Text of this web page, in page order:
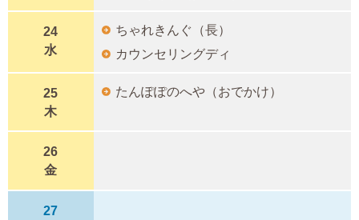
24
水
ちゃれきんぐ（長）
カウンセリングディ
25
木
たんぽぽのへや（おでかけ）
26
金
27